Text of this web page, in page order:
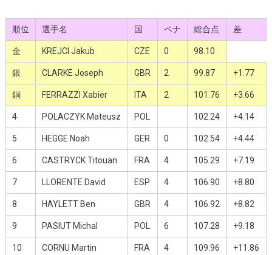
順位 選手名 国 ペナ 総合点 差
金 KREJCI Jakub CZE 0 98.10
銀 CLARKE Joseph GBR 2 99.87 +1.77
銅 FERRAZZI Xabier ITA 2 101.76 +3.66
4 POLACZYK Mateusz POL 102.24 +4.14
5 HEGGE Noah GER 0 102.54 +4.44
6 CASTRYCK Titouan FRA 4 105.29 +7.19
7 LLORENTE David ESP 4 106.90 +8.80
8 HAYLETT Ben GBR 4 106.92 +8.82
9 PASIUT Michal POL 6 107.28 +9.18
10 CORNU Martin FRA 4 109.96 +11.86